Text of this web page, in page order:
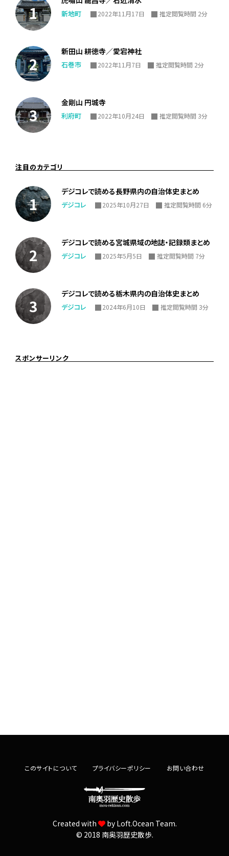
新地町 2022年11月17日 推定閲覧時間 2分
新田山 耕徳寺／愛宕神社
石巻市 2022年11月7日 推定閲覧時間 2分
金剛山 円城寺
利府町 2022年10月24日 推定閲覧時間 3分
注目のカテゴリ
デジコレで読める長野県内の自治体史まとめ
デジコレ 2025年10月27日 推定閲覧時間 6分
デジコレで読める宮城県域の地誌・記録類まとめ
デジコレ 2025年5月5日 推定閲覧時間 7分
デジコレで読める栃木県内の自治体史まとめ
デジコレ 2024年6月10日 推定閲覧時間 3分
スポンサーリンク
このサイトについて プライバシーポリシー お問い合わせ
Created with by Loft.Ocean Team.
© 2018 南奥羽歴史散歩.